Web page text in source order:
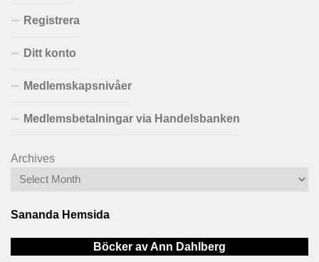
Registrera
Ditt konto
Medlemskapsnivåer
Medlemsbetalningar via Handelsbanken
Archives
Sananda Hemsida
Böcker av Ann Dahlberg